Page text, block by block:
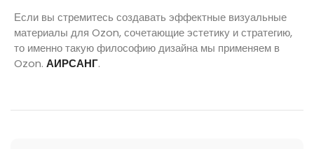
Если вы стремитесь создавать эффектные визуальные
материалы для Ozon, сочетающие эстетику и стратегию,
то именно такую философию дизайна мы применяем в
Ozon. АИРСАНГ.